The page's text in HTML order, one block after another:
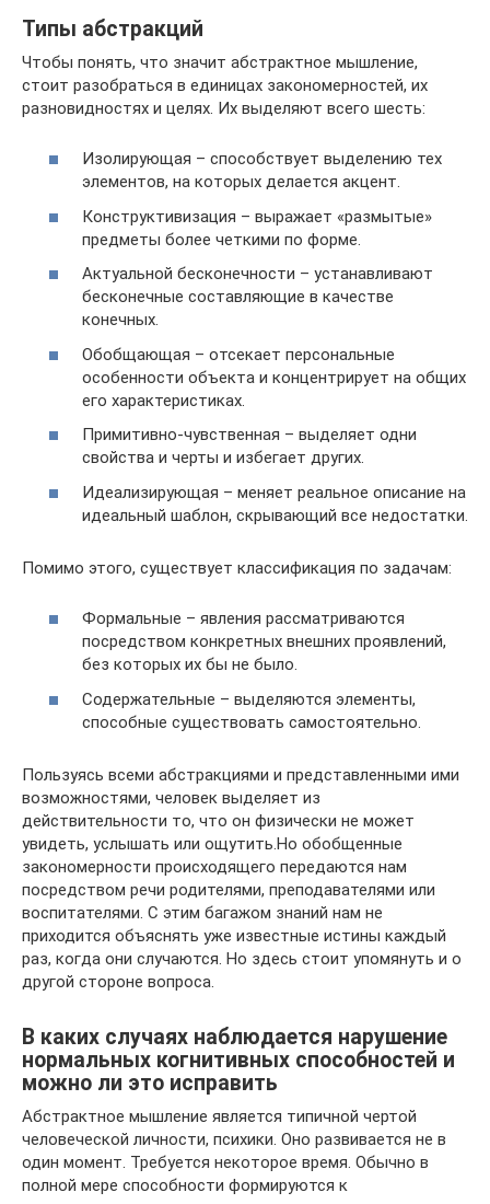
Типы абстракций
Чтобы понять, что значит абстрактное мышление,
стоит разобраться в единицах закономерностей, их
разновидностях и целях. Их выделяют всего шесть:
Изолирующая – способствует выделению тех
элементов, на которых делается акцент.
Конструктивизация – выражает «размытые»
предметы более четкими по форме.
Актуальной бесконечности – устанавливают
бесконечные составляющие в качестве
конечных.
Обобщающая – отсекает персональные
особенности объекта и концентрирует на общих
его характеристиках.
Примитивно-чувственная – выделяет одни
свойства и черты и избегает других.
Идеализирующая – меняет реальное описание на
идеальный шаблон, скрывающий все недостатки.
Помимо этого, существует классификация по задачам:
Формальные – явления рассматриваются
посредством конкретных внешних проявлений,
без которых их бы не было.
Содержательные – выделяются элементы,
способные существовать самостоятельно.
Пользуясь всеми абстракциями и представленными ими
возможностями, человек выделяет из
действительности то, что он физически не может
увидеть, услышать или ощутить.Но обобщенные
закономерности происходящего передаются нам
посредством речи родителями, преподавателями или
воспитателями. С этим багажом знаний нам не
приходится объяснять уже известные истины каждый
раз, когда они случаются. Но здесь стоит упомянуть и о
другой стороне вопроса.
В каких случаях наблюдается нарушение
нормальных когнитивных способностей и
можно ли это исправить
Абстрактное мышление является типичной чертой
человеческой личности, психики. Оно развивается не в
один момент. Требуется некоторое время. Обычно в
полной мере способности формируются к